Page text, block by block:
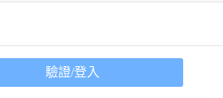
驗證/登入